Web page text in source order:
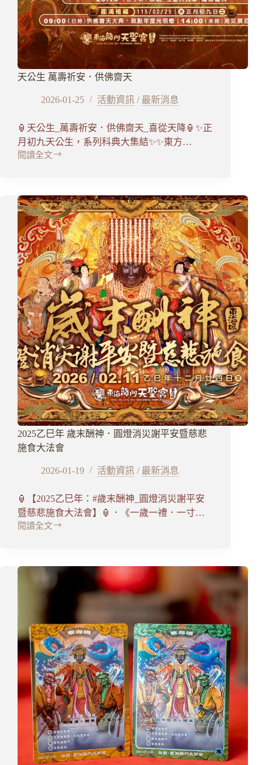
師
延
壽：
甘
露
施
食
法
會】
天公生 萬壽祈安．供佛齋天
2026-01-25 活動資訊 / 最新消息
🏮天公生_萬壽祈安．供佛齋天_喜從天降🏮✨正
月初九天公生，系列科典大集結✨✨東方…
閱讀全文
天
萬
壽
祈
安．
供
佛
齋
天
2025乙巳年 歲末酬神．圓燈消災謝平安暨慈悲
施食大法會
2026-01-19 活動資訊 / 最新消息
🏮【2025乙巳年：#歲末酬神_圓燈消災謝平安
暨慈悲施食大法會】🏮．《一歲一禮．一寸…
閱讀全文
2025
年
燈
消
災
平
安